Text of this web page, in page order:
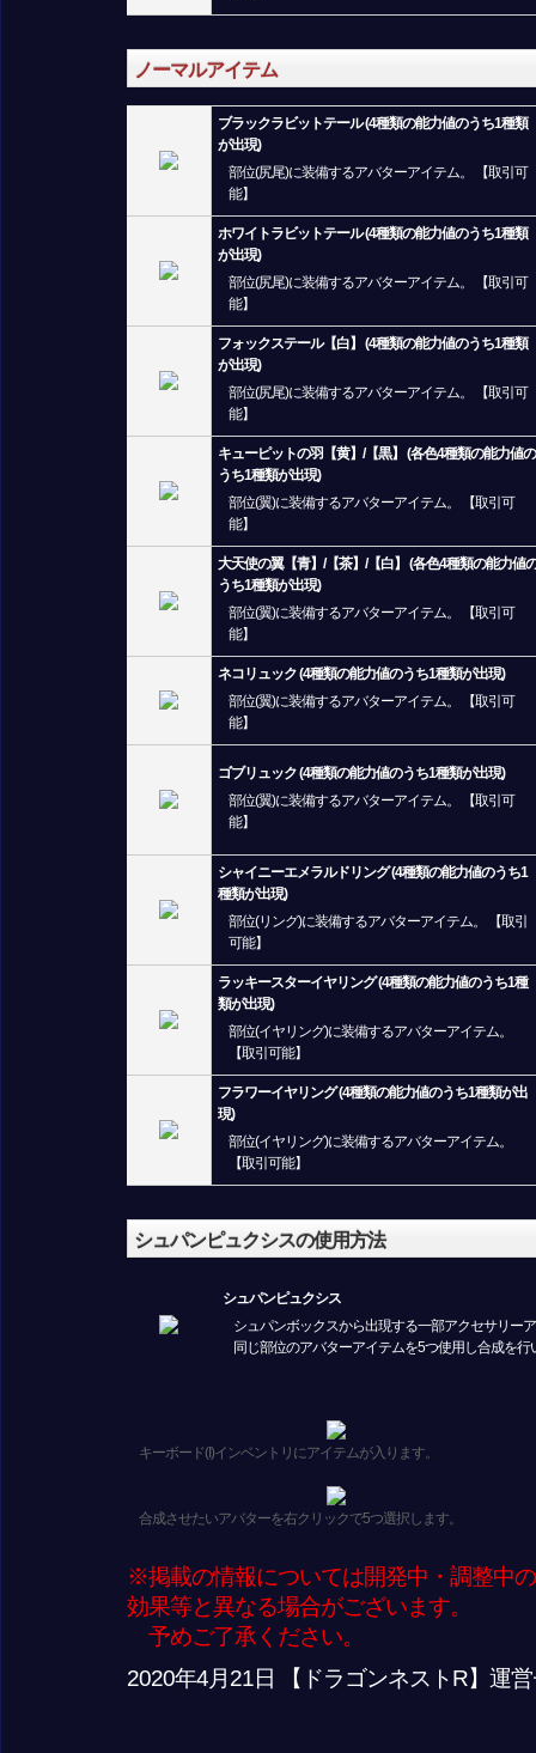
ノーマルアイテム
ブラックラビットテール (4種類の能力値のうち1種類
が出現)
部位(尻尾)に装備するアバターアイテム。 【取引可
能】
ホワイトラビットテール (4種類の能力値のうち1種類
が出現)
部位(尻尾)に装備するアバターアイテム。 【取引可
能】
フォックステール【白】 (4種類の能力値のうち1種類
が出現)
部位(尻尾)に装備するアバターアイテム。 【取引可
能】
キューピットの羽【黄】/【黒】 (各色4種類の能力値の
うち1種類が出現)
部位(翼)に装備するアバターアイテム。 【取引可
能】
大天使の翼【青】/【茶】/【白】 (各色4種類の能力値
うち1種類が出現)
部位(翼)に装備するアバターアイテム。 【取引可
能】
ネコリュック (4種類の能力値のうち1種類が出現)
部位(翼)に装備するアバターアイテム。 【取引可
能】
ゴブリュック (4種類の能力値のうち1種類が出現)
部位(翼)に装備するアバターアイテム。 【取引可
能】
シャイニーエメラルドリング (4種類の能力値のうち1
種類が出現)
部位(リング)に装備するアバターアイテム。 【取引
可能】
ラッキースターイヤリング (4種類の能力値のうち1種
類が出現)
部位(イヤリング)に装備するアバターアイテム。
【取引可能】
フラワーイヤリング (4種類の能力値のうち1種類が出
現)
部位(イヤリング)に装備するアバターアイテム。
【取引可能】
シュパンピュクシスの使用方法
シュパンピュクシス
シュパンボックスから出現する一部アクセサリー
同じ部位のアバターアイテムを5つ使用し合成を行
キーボード(I)インベントリにアイテムが入ります。
合成させたいアバターを右クリックで5つ選択します。
※掲載の情報については開発中・調整中
効果等と異なる場合がございます。
予めご了承ください。
2020年4月21日 【ドラゴンネストR】運